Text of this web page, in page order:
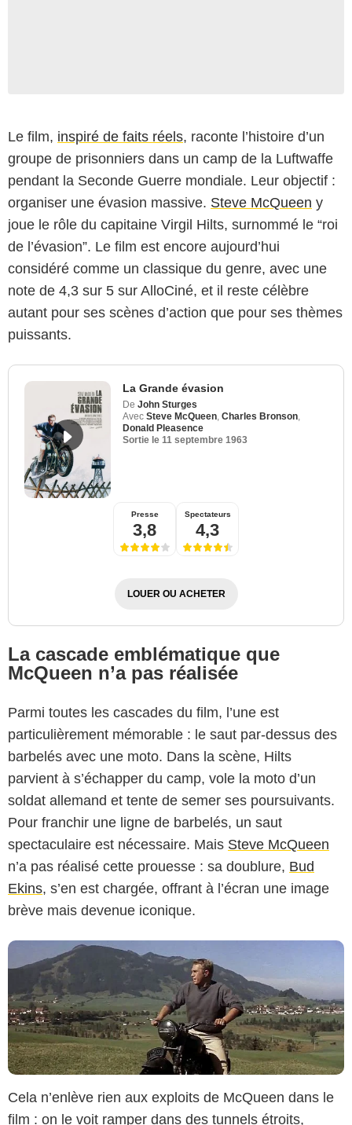
Le film, inspiré de faits réels, raconte l’histoire d’un
groupe de prisonniers dans un camp de la Luftwaffe
pendant la Seconde Guerre mondiale. Leur objectif :
organiser une évasion massive. Steve McQueen y
joue le rôle du capitaine Virgil Hilts, surnommé le “roi
de l’évasion”. Le film est encore aujourd’hui
considéré comme un classique du genre, avec une
note de 4,3 sur 5 sur AlloCiné, et il reste célèbre
autant pour ses scènes d’action que pour ses thèmes
puissants.
La Grande évasion
De John Sturges
Avec Steve McQueen Charles Bronson
Donald Pleasence
Sortie le 11 septembre 1963
Presse
3,8
Spectateurs
4,3
LOUER OU ACHETER
La cascade emblématique que
McQueen n’a pas réalisée
Parmi toutes les cascades du film, l’une est
particulièrement mémorable : le saut par-dessus des
barbelés avec une moto. Dans la scène, Hilts
parvient à s’échapper du camp, vole la moto d’un
soldat allemand et tente de semer ses poursuivants.
Pour franchir une ligne de barbelés, un saut
spectaculaire est nécessaire. Mais Steve McQueen
n’a pas réalisé cette prouesse : sa doublure, Bud
Ekins, s’en est chargée, offrant à l’écran une image
brève mais devenue iconique.
Cela n’enlève rien aux exploits de McQueen dans le
film : on le voit ramper dans des tunnels étroits,